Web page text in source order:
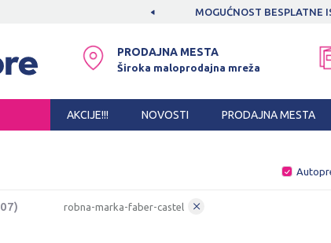
KARTICAMA! MOGUĆNOST BESPLATNE ISPORUKE!
PRODAJNA MESTA
Široka maloprodajna mreža
AKCIJE!!! NOVOSTI PRODAJNA MESTA
robna-marka-faber-castel